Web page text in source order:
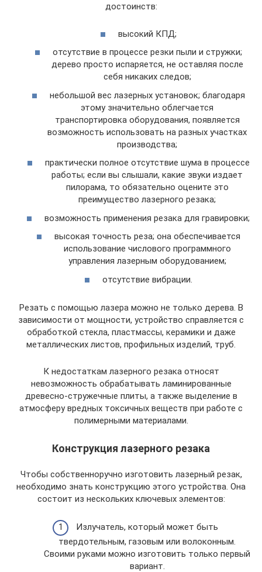
достоинств:
высокий КПД;
отсутствие в процессе резки пыли и стружки;
дерево просто испаряется, не оставляя после
себя никаких следов;
небольшой вес лазерных установок; благодаря
этому значительно облегчается
транспортировка оборудования, появляется
возможность использовать на разных участках
производства;
практически полное отсутствие шума в процессе
работы; если вы слышали, какие звуки издает
пилорама, то обязательно оцените это
преимущество лазерного резака;
возможность применения резака для гравировки;
высокая точность реза; она обеспечивается
использование числового программного
управления лазерным оборудованием;
отсутствие вибрации.
Резать с помощью лазера можно не только дерева. В
зависимости от мощности, устройство справляется с
обработкой стекла, пластмассы, керамики и даже
металлических листов, профильных изделий, труб.
К недостаткам лазерного резака относят
невозможность обрабатывать ламинированные
древесно-стружечные плиты, а также выделение в
атмосферу вредных токсичных веществ при работе с
полимерными материалами.
Конструкция лазерного резака
Чтобы собственноручно изготовить лазерный резак,
необходимо знать конструкцию этого устройства. Она
состоит из нескольких ключевых элементов:
Излучатель, который может быть
твердотельным, газовым или волоконным.
Своими руками можно изготовить только первый
вариант.